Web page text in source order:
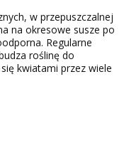
w przepuszczalnej
na okresowe susze po
Regularne
roślinę do
kwiatami przez wiele